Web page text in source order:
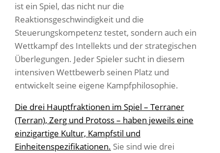
ist ein Spiel, das nicht nur die
Reaktionsgeschwindigkeit und die
Steuerungskompetenz testet, sondern auch ein
Wettkampf des Intellekts und der strategischen
Überlegungen. Jeder Spieler sucht in diesem
intensiven Wettbewerb seinen Platz und
entwickelt seine eigene Kampfphilosophie.
Die drei Hauptfraktionen im Spiel – Terraner
(Terran), Zerg und Protoss – haben jeweils eine
einzigartige Kultur, Kampfstil und
Einheitenspezifikationen. Sie sind wie drei